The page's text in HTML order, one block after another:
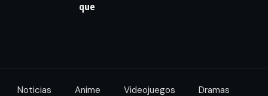
que
Noticias Anime Videojuegos
Dramas